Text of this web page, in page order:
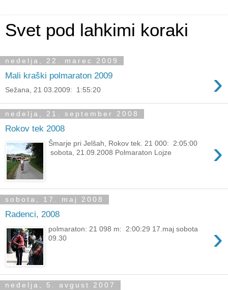
Svet pod lahkimi koraki
nedelja, 22. marec 2009
Mali kraški polmaraton 2009 ›
Sežana, 21 03.2009: 1:55:20
nedelja, 21. september 2008
Rokov tek 2008
›
Šmarje pri Jelšah, Rokov tek. 21 000: 2:05:00
sobota, 21.09.2008 Polmaraton Lojze
sobota, 17. maj 2008
Radenci, 2008
›
polmaraton: 21 098 m: 2:00:29 17.maj sobota
09.30
nedelja, 5. avgust 2007